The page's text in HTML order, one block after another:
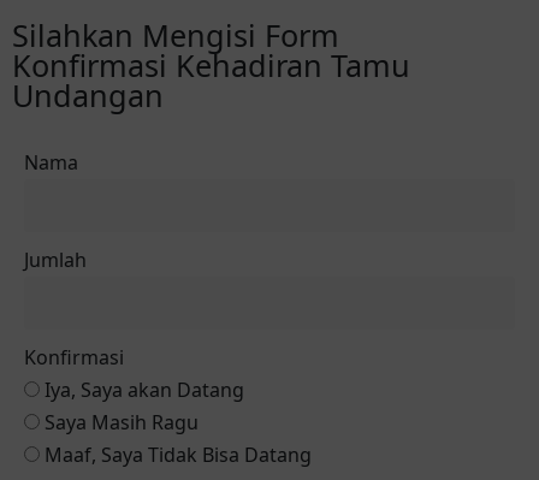
Silahkan Mengisi Form
Konfirmasi Kehadiran Tamu
Undangan
Nama
Jumlah
Konfirmasi
Iya, Saya akan Datang
Saya Masih Ragu
Maaf, Saya Tidak Bisa Datang